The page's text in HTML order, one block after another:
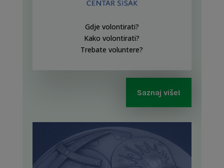
Gdje volontirati?
Kako volontirati?
Trebate voluntere?
Saznaj više!